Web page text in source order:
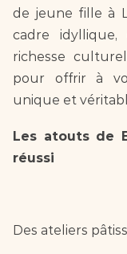
de jeune fille à
cadre
richesse
pour offrir à
unique et
Les atouts de
réussi
Des ateliers